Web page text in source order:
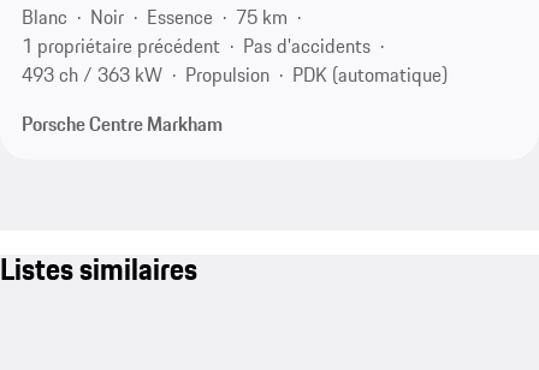
Blanc
Noir Essence
75 km
1 propriétaire précédent
Pas d'accidents
493 ch / 363 kW
Propulsion
PDK (automatique)
Porsche Centre Markham
Listes similaires